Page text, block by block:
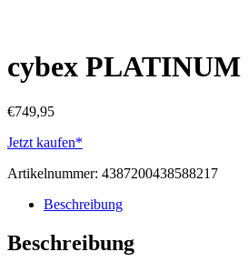
cybex
€749,95
Jetzt kaufen*
Artikelnummer: 4387200438588217
Beschreibung
Beschreibung